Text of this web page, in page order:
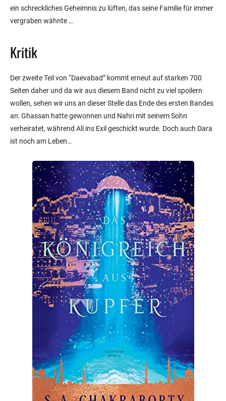
ein schreckliches Geheimnis zu lüften, das seine Familie für immer
vergraben wähnte …
Kritik
Der zweite Teil von “Daevabad” kommt erneut auf starken 700
Seiten daher und da wir aus diesem Band nicht zu viel spoilern
wollen, sehen wir uns an dieser Stelle das Ende des ersten Bandes
an: Ghassan hatte gewonnen und Nahri mit seinem Sohn
verheiratet, während Ali ins Exil geschickt wurde. Doch auch Dara
ist noch am Leben…